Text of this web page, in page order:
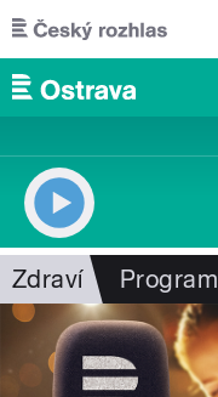
Přejít k hlavnímu obsahu
Zdraví Program